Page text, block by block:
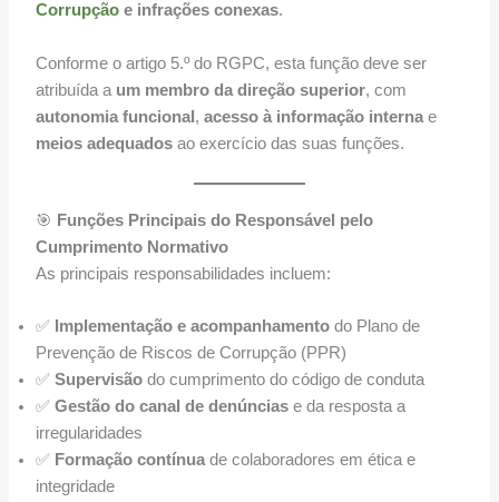
Corrupçãoe infrações conexas.
Conforme o artigo 5.º do RGPC, esta função deve ser
atribuída a um membro da direção superior, com
autonomia funcional , acesso à informação internae
meios adequadosao exercício das suas funções.
🎯 Funções Principais do Responsável pelo
Cumprimento Normativo
As principais responsabilidades incluem:
✅ Implementação e acompanhamentodo Plano de
Prevenção de Riscos de Corrupção (PPR)
✅ Supervisãodo cumprimento do código de conduta
✅ Gestão do canal de denúnciase da resposta a
irregularidades
✅ Formação contínuade colaboradores em ética e
integridade